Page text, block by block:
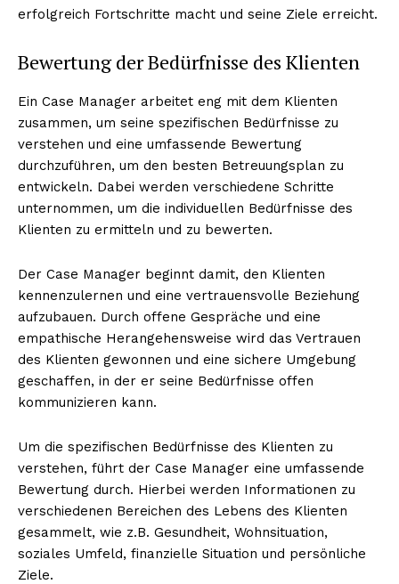
erfolgreich Fortschritte macht und seine Ziele erreicht.
Bewertung der Bedürfnisse des Klienten
Ein Case Manager arbeitet eng mit dem Klienten
zusammen, um seine spezifischen Bedürfnisse zu
verstehen und eine umfassende Bewertung
durchzuführen, um den besten Betreuungsplan zu
entwickeln. Dabei werden verschiedene Schritte
unternommen, um die individuellen Bedürfnisse des
Klienten zu ermitteln und zu bewerten.
Der Case Manager beginnt damit, den Klienten
kennenzulernen und eine vertrauensvolle Beziehung
aufzubauen. Durch offene Gespräche und eine
empathische Herangehensweise wird das Vertrauen
des Klienten gewonnen und eine sichere Umgebung
geschaffen, in der er seine Bedürfnisse offen
kommunizieren kann.
Um die spezifischen Bedürfnisse des Klienten zu
verstehen, führt der Case Manager eine umfassende
Bewertung durch. Hierbei werden Informationen zu
verschiedenen Bereichen des Lebens des Klienten
gesammelt, wie z.B. Gesundheit, Wohnsituation,
soziales Umfeld, finanzielle Situation und persönliche
Ziele.